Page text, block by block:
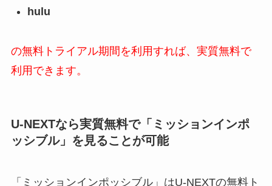
hulu
の無料トライアル期間を利用すれば、実質無料で
利用できます。
U-NEXTなら実質無料で「ミッションインポ
ッシブル」 を見ることが可能
「ミッションインポッシブル」はU-NEXTの無料ト